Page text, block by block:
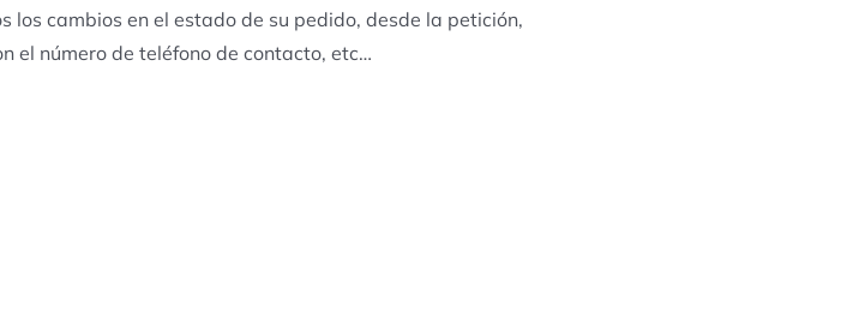
cambios en el estado de su pedido, desde la petición,
el número de teléfono de contacto, etc…